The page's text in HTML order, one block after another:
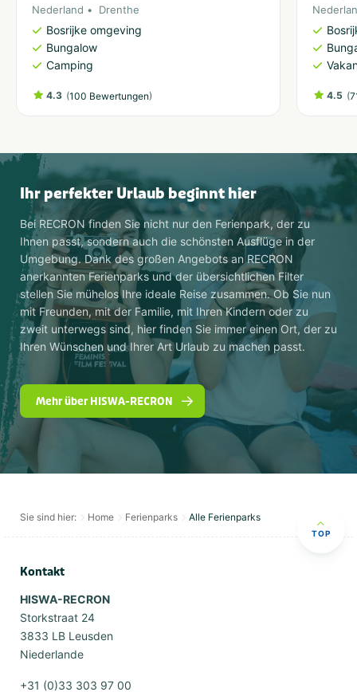
Nederland Drenthe
Bosrijke omgeving
Bungalow
Camping
4.3 (100 Bewertungen) 4.5 (
Ihr perfekter Urlaub beginnt hier
Bei RECRON finden Sie nicht nur den Ferienpark, der zu
Ihnen passt, sondern auch die schönsten Ausflüge in der
Umgebung. Dank des großen Angebots an RECRON
anerkannten Ferienparks und der übersichtlichen Filter
stellen Sie mühelos Ihre ideale Reise zusammen. Ob Sie nun
mit Freunden, mit der Familie, mit Ihren Kindern oder zu
zweit unterwegs sind, hier finden Sie immer einen Ort, der zu
Ihren Wünschen und Ihrer Art Urlaub zu machen passt.
Mehr über HISWA-RECRON
Sie sind hier: Home Ferienparks Alle Ferienparks
TOP
Kontakt
HISWA-RECRON
Storkstraat 24
3833 LB Leusden
Niederlande
+31 (0)33 303 97 00